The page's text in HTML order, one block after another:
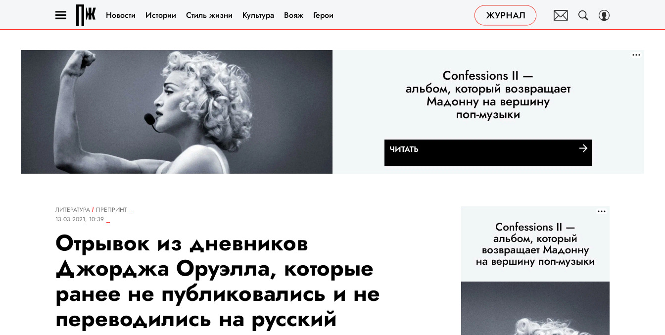
Новости Истории Стиль жизни Культура Вояж Герои
ЛИТЕРАТУРА
ПРЕПРИНТ
13.03.2021, 10:39
Отрывок из дневников
Джорджа Оруэлла, которые
ранее не публиковались и не
переводились на русский